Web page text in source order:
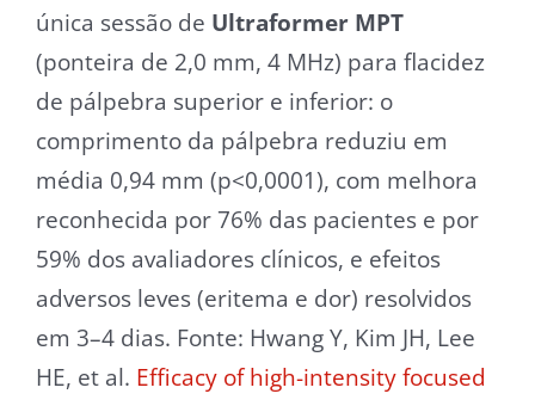
única sessão de Ultraformer MPT
(ponteira de 2,0 mm, 4 MHz) para flacidez
de pálpebra superior e inferior: o
comprimento da pálpebra reduziu em
média 0,94 mm (p<0,0001), com melhora
reconhecida por 76% das pacientes e por
59% dos avaliadores clínicos, e efeitos
adversos leves (eritema e dor) resolvidos
em 3–4 dias. Fonte: Hwang Y, Kim JH, Lee
HE, et al. Efficacy of high-intensity focused